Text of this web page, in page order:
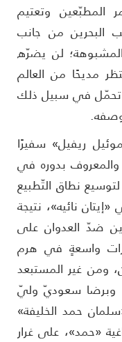
وتعتيم
من جانب
لن يضرّه
من العالم
في سبيل ذلك
ريفيل» سفيرًا
بدوره في
نطاق التّطبيع
نائيه»، نتيجة
العدوان على
في هرم
غير المستبعد
سعوديّ وليّ
حمد الخليفة»
على غرار